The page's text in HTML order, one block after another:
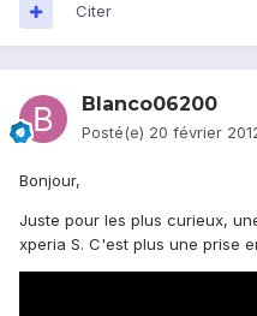
Citer
Blanco06200
Posté(e) 20 février
Bonjour,
Juste pour les plus curieux,
xperia S. C'est plus une prise